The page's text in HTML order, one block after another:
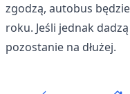
zgodzą, autobus
roku. Jeśli jednak
pozostanie na dłużej.